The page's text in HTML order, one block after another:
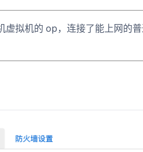
虚拟机的 op，连接了能上网的